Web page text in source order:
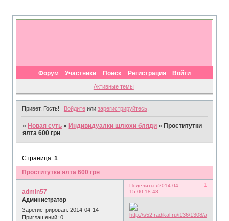
Форум Участники Поиск Регистрация Войти
Активные темы
Привет, Гость! Войдитеили зарегистрируйтесь.
» Новая суть » Индивидуалки шлюхи бляди » Проститутки
ялта 600 грн
Проститутки ялта 600 грн
Страница:1
Поделиться 1
2014-04-
15 00:18:48
admin57
Администратор
Зарегистрирован: 2014-04-14
Приглашений: 0